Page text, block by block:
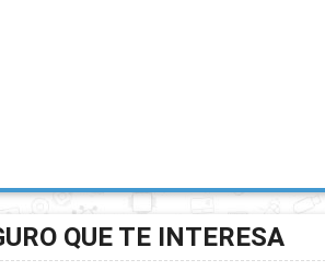
QUE TE INTERESA